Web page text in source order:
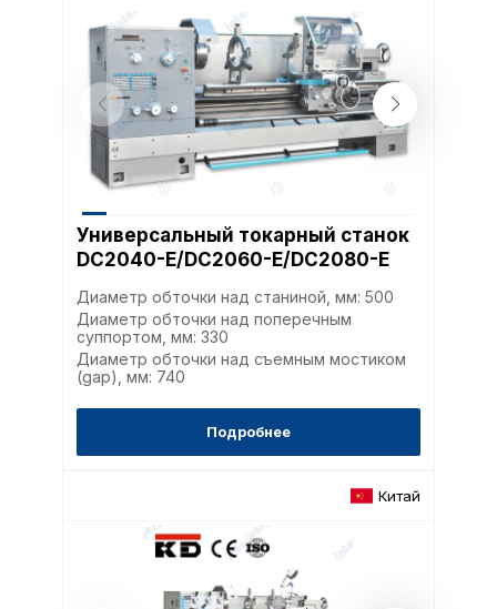
Универсальный токарный станок
DC2040-E/DC2060-E/DC2080-E
Диаметр обточки над станиной, мм: 500
Диаметр обточки над поперечным
суппортом, мм: 330
Диаметр обточки над съемным мостиком
(gap), мм: 740
Подробнее
Китай